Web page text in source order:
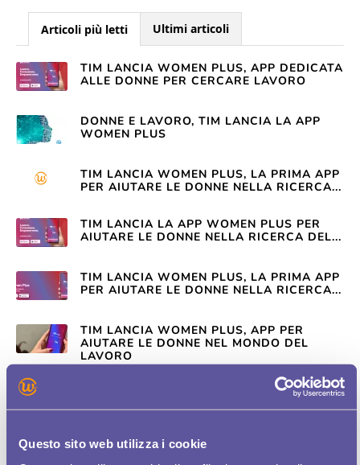
Questo sito web utilizza i cookie
Articoli più letti Ultimi articoli
TIM LANCIA WOMEN PLUS, APP DEDICATA
ALLE DONNE PER CERCARE LAVORO
DONNE E LAVORO, TIM LANCIA LA APP
WOMEN PLUS
TIM LANCIA WOMEN PLUS, LA PRIMA APP
PER AIUTARE LE DONNE NELLA RICERCA...
TIM LANCIA LA APP WOMEN PLUS PER
AIUTARE LE DONNE NELLA RICERCA DEL...
TIM LANCIA WOMEN PLUS, LA PRIMA APP
PER AIUTARE LE DONNE NELLA RICERCA...
TIM LANCIA WOMEN PLUS, APP PER
AIUTARE LE DONNE NEL MONDO DEL
LAVORO
ARRIVA WOMEN PLUS, L’APP DI TIM CHE
AIUTA LE DONNE A CERCARE LAVORO
TIM LANCIA WOMEN PLUS, L’APP CHE